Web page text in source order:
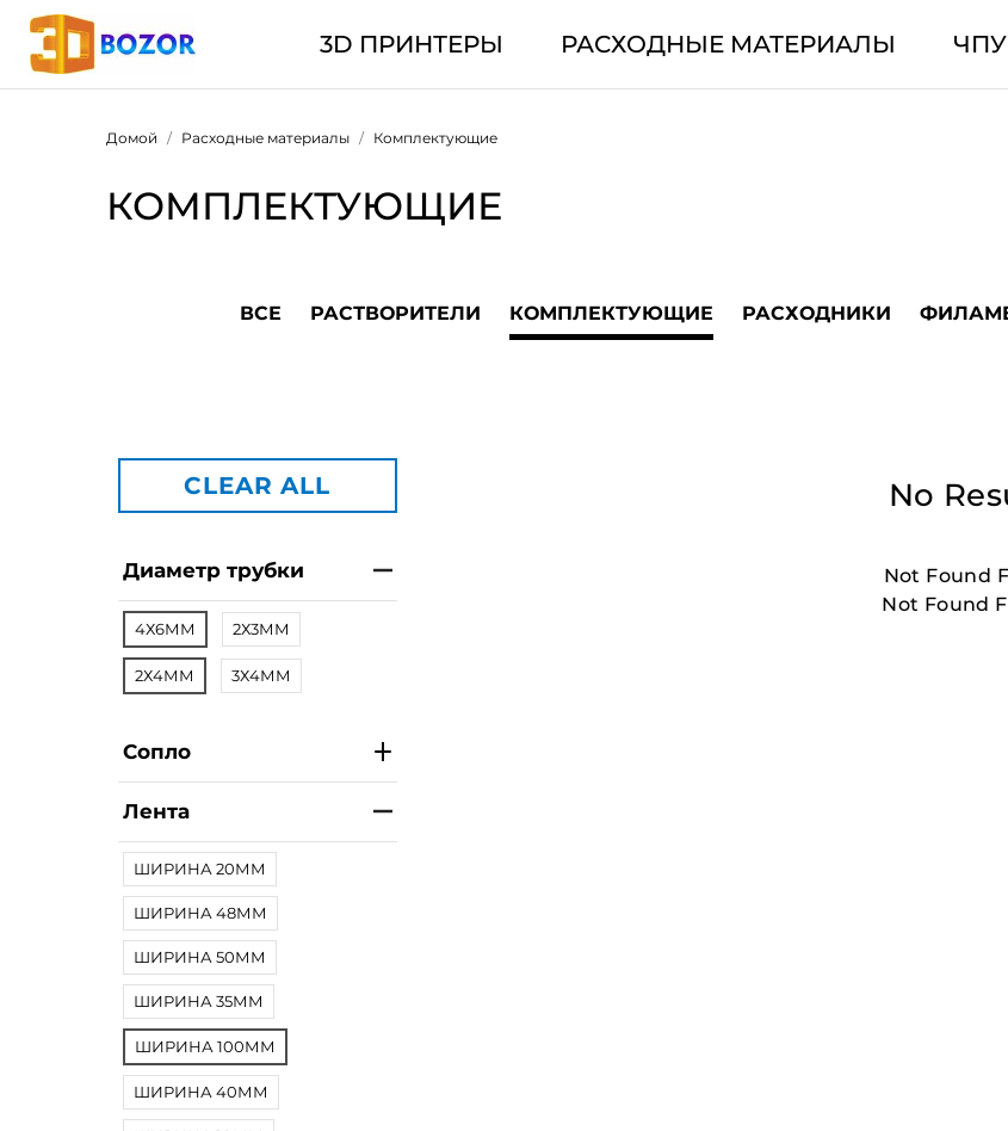
3D ПРИНТЕРЫ РАСХОДНЫЕ МАТЕРИАЛЫ
Домой Расходные материалы Комплектующие
КОМПЛЕКТУЮЩИЕ
ВСЕ РАСТВОРИТЕЛИ КОМПЛЕКТУЮЩИЕ РАСХОДНИКИ
CLEAR ALL
Диаметр трубки
4Х6ММ 2Х3ММ
2Х4ММ 3Х4ММ
Сопло
Лента
ШИРИНА 20ММ
ШИРИНА 48ММ
ШИРИНА 50ММ
ШИРИНА 35ММ
ШИРИНА 100ММ
ШИРИНА 40ММ
No
Not Found
Not Found